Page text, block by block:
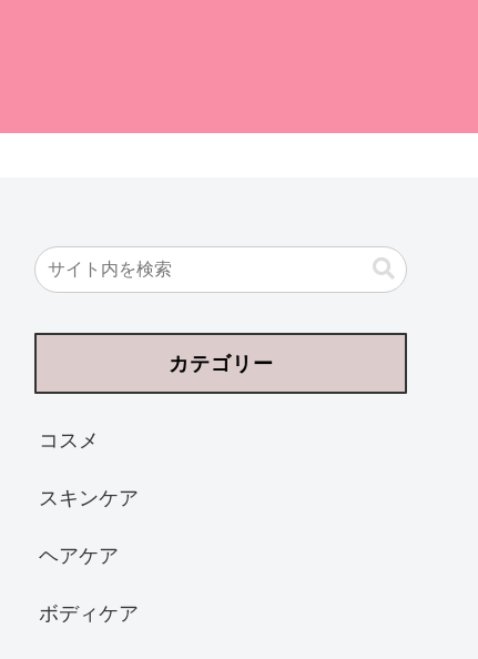
カテゴリー
コスメ
スキンケア
ヘアケア
ボディケア